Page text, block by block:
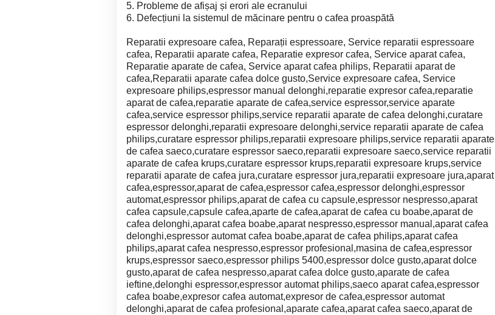
5. Probleme de afișaj și erori ale ecranului
6. Defecțiuni la sistemul de măcinare pentru o cafea proaspătă
Reparatii expresoare cafea, Reparații espressoare, Service reparatii espressoare
cafea, Reparatii aparate cafea, Reparatie expresor cafea, Service aparat cafea,
Reparatie aparate de cafea, Service aparat cafea philips, Reparatii aparat de
cafea,Reparatii aparate cafea dolce gusto,Service expresoare cafea, Service
expresoare philips,espressor manual delonghi,reparatie expresor cafea,reparatie
aparat de cafea,reparatie aparate de cafea,service espressor,service aparate
cafea,service espressor philips,service reparatii aparate de cafea delonghi,curatare
espressor delonghi,reparatii expresoare delonghi,service reparatii aparate de cafea
philips,curatare espressor philips,reparatii expresoare philips,service reparatii aparate
de cafea saeco,curatare espressor saeco,reparatii expresoare saeco,service reparatii
aparate de cafea krups,curatare espressor krups,reparatii expresoare krups,service
reparatii aparate de cafea jura,curatare espressor jura,reparatii expresoare jura,aparat
cafea,espressor,aparat de cafea,espressor cafea,espressor delonghi,espressor
automat,espressor philips,aparat de cafea cu capsule,espressor nespresso,aparat
cafea capsule,capsule cafea,aparte de cafea,aparat de cafea cu boabe,aparat de
cafea delonghi,aparat cafea boabe,aparat nespresso,espressor manual,aparat cafea
delonghi,espressor automat cafea boabe,aparat de cafea philips,aparat cafea
philips,aparat cafea nespresso,espressor profesional,masina de cafea,espressor
krups,espressor saeco,espressor philips 5400,espressor dolce gusto,aparat dolce
gusto,aparat de cafea nespresso,aparat cafea dolce gusto,aparate de cafea
ieftine,delonghi espressor,espressor automat philips,saeco aparat cafea,espressor
cafea boabe,expresor cafea automat,expresor de cafea,espressor automat
delonghi,aparat de cafea profesional,aparate cafea,aparat cafea saeco,aparat de